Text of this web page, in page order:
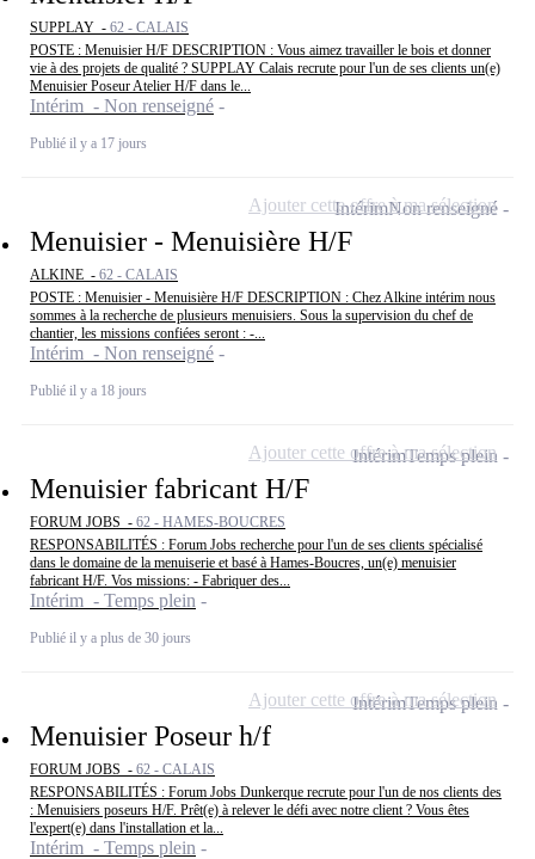
SUPPLAY - 62 - CALAIS
POSTE : Menuisier H/F DESCRIPTION : Vous aimez travailler le bois et donner
vie à des projets de qualité ? SUPPLAY Calais recrute pour l'un de ses clients un(e)
Menuisier Poseur Atelier H/F dans le...
Intérim - Non renseigné
Publié il y a 17 jours
Menuisier - Menuisière H/F
ALKINE - 62 - CALAIS
POSTE : Menuisier - Menuisière H/F DESCRIPTION : Chez Alkine intérim nous
sommes à la recherche de plusieurs menuisiers. Sous la supervision du chef de
chantier, les missions confiées seront : -...
Intérim - Non renseigné
Publié il y a 18 jours
IntérimNon renseigné
Ajouter cette offre à ma sélection
Menuisier fabricant H/F
FORUM JOBS - 62 - HAMES-BOUCRES
RESPONSABILITÉS : Forum Jobs recherche pour l'un de ses clients spécialisé
dans le domaine de la menuiserie et basé à Hames-Boucres, un(e) menuisier
fabricant H/F. Vos missions: - Fabriquer des...
Intérim - Temps plein
Publié il y a plus de 30 jours
IntérimTemps plein
Ajouter cette offre à ma sélection
Menuisier Poseur h/f
FORUM JOBS - 62 - CALAIS
RESPONSABILITÉS : Forum Jobs Dunkerque recrute pour l'un de nos clients des
: Menuisiers poseurs H/F. Prêt(e) à relever le défi avec notre client ? Vous êtes
l'expert(e) dans l'installation et la...
Intérim - Temps plein
IntérimTemps plein
Ajouter cette offre à ma sélection